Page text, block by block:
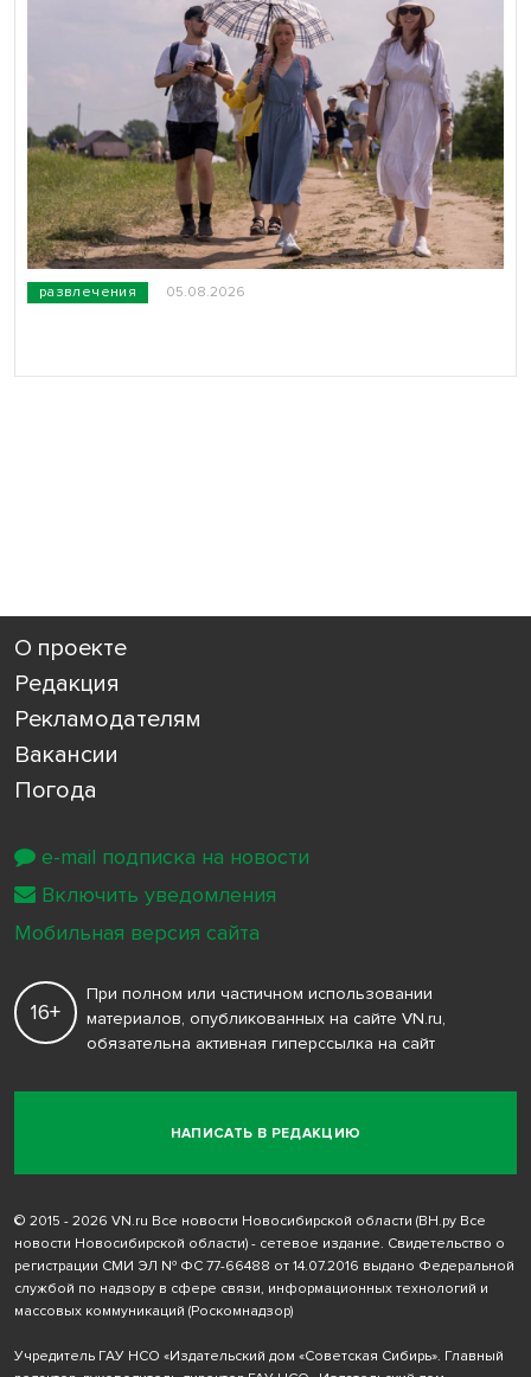
развлечения 05.08.2026
О проекте
Редакция
Рекламодателям
Вакансии
Погода
НАПИСАТЬ В РЕДАКЦИЮ
16+
При полном или частичном использовании
материалов, опубликованных на сайте VN.ru,
обязательна активная гиперссылка на сайт
© 2015 - 2026 VN.ru Все новости Новосибирской области (ВН.ру Все
новости Новосибирской области) - сетевое издание. Свидетельство о
регистрации СМИ ЭЛ № ФС 77-66488 от 14.07.2016 выдано Федеральной
службой по надзору в сфере связи, информационных технологий и
массовых коммуникаций (Роскомнадзор)
Учредитель ГАУ НСО «Издательский дом «Советская Сибирь». Главный
e-mail подписка на новости
Включить уведомления
Мобильная версия сайта